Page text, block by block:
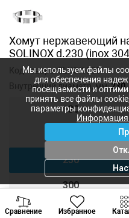
Хомут нержавеющий
SOLINOX d.230 (inox
Код товара:SLXGK-230
Внутренний диаметр, мм:230
130
230
300
Сравнение Избранное
Мы используем файлы
для обеспечения
посещаемости и
принять все файлы
параметры
Информация